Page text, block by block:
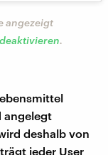
angezeigt
deaktivieren.
angelegt
deshalb von
jeder User